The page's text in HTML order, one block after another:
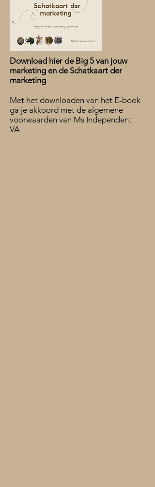
Download hier de Big 5 van jouw
marketing en de Schatkaart der
marketing
Met het downloaden van het E-book
ga je akkoord met de algemene
voorwaarden van Ms Independent
VA.